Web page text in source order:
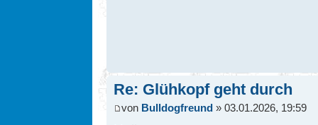
Re: Glühkopf geht durch
von Bulldogfreund » 03.01.2026, 19:59